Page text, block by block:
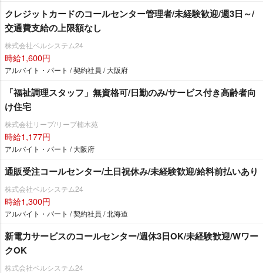
クレジットカードのコールセンター管理者/未経験歓迎/週3日～/
交通費支給の上限額なし
株式会社ベルシステム24
時給1,600円
アルバイト・パート / 契約社員 / 大阪府
「福祉調理スタッフ」無資格可/日勤のみ/サービス付き高齢者向
け住宅
株式会社リープ/リープ楠木苑
時給1,177円
アルバイト・パート / 大阪府
通販受注コールセンター/土日祝休み/未経験歓迎/給料前払いあり
株式会社ベルシステム24
時給1,300円
アルバイト・パート / 契約社員 / 北海道
新電力サービスのコールセンター/週休3日OK/未経験歓迎/Wワー
クOK
株式会社ベルシステム24